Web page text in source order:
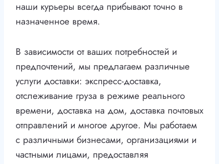
наши курьеры всегда прибывают точно в
назначенное время.
В зависимости от ваших потребностей и
предпочтений, мы предлагаем различные
услуги доставки: экспресс-доставка,
отслеживание груза в режиме реального
времени, доставка на дом, доставка почтовых
отправлений и многое другое. Мы работаем
с различными бизнесами, организациями и
частными лицами, предоставляя